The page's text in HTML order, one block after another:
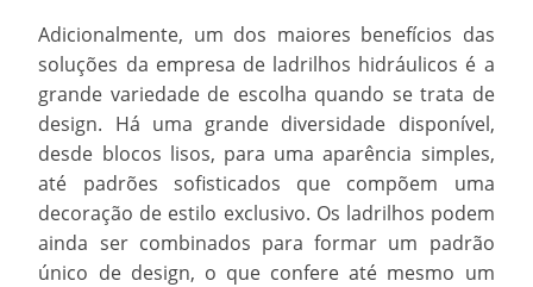
Adicionalmente, um dos maiores benefícios das
soluções da empresa de ladrilhos hidráulicos é a
grande variedade de escolha quando se trata de
design. Há uma grande diversidade disponível,
desde blocos lisos, para uma aparência simples,
até padrões sofisticados que compõem uma
decoração de estilo exclusivo. Os ladrilhos podem
ainda ser combinados para formar um padrão
único de design, o que confere até mesmo um